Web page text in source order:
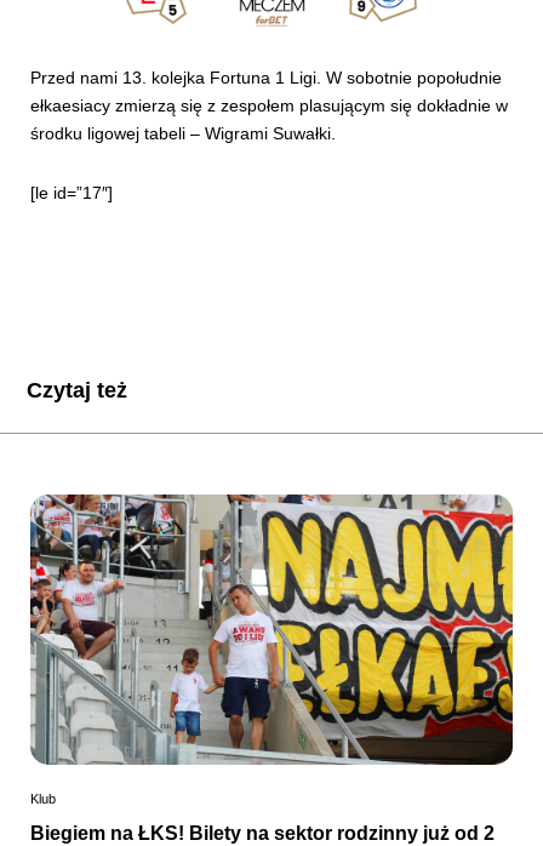
SKLEP
Przed nami 13. kolejka Fortuna 1 Ligi. W sobotnie popołudnie
ełkaesiacy zmierzą się z zespołem plasującym się dokładnie w
środku ligowej tabeli – Wigrami Suwałki.
[le id=”17″]
Czytaj też
Klub
Biegiem na ŁKS! Bilety na sektor rodzinny już od 2